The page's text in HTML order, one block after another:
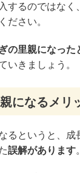
するのではなく
ください。
の里親になった
いきましょう。
になるメリ
るというと、成
誤解があります。